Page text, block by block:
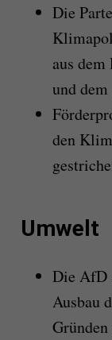
Die
aus
und
den
Umwelt
Die AfD
Ausbau